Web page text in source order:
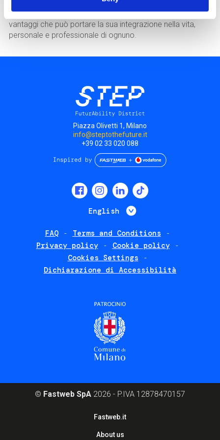
evidenziare case studies di successo, trasversali a diverse
aree di business. E allo stesso tempo, per comprendere i
vantaggi che può portare la sua integrazione nella vita,
personale e professionale di ognuno.
Piazza Olivetti 1, Milano
info@steptothefuture.it
+39 02 33 020 088
English List additional
FAQ
Terms and Conditions
Privacy policy
Cookie policy
Cookies Settings
Dichiarazione di Accessibilità
© Fastweb SpA 2026 - P.IVA 12878470157
Fastweb.it
About us